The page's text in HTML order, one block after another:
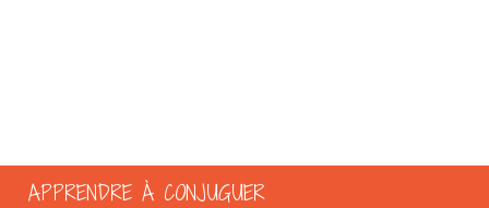
APPRENDRE À CONJUGUER